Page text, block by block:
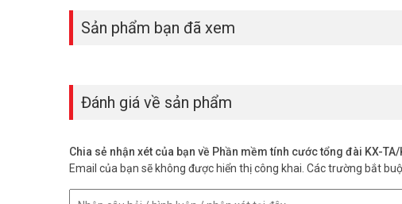
Sản phẩm bạn đã xem
Đánh giá về sản phẩm
Chia sẻ nhận xét của bạn về Phần mềm tính cước tổng đài KX-TA/
Email của bạn sẽ không được hiển thị công khai. Các trường bắt